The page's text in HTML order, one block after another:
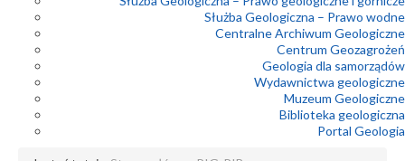
Służba Geologiczna – Prawo wodne
Centralne Archiwum Geologiczne
Centrum Geozagrożeń
Geologia dla samorządów
Wydawnictwa geologiczne
Muzeum Geologiczne
Biblioteka geologiczna
Portal Geologia